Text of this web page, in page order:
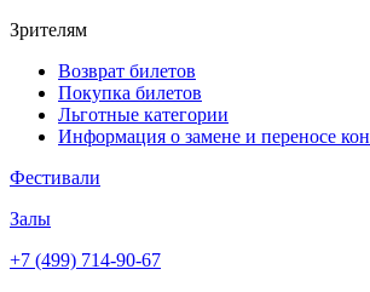
Зрителям
Возврат билетов
Покупка билетов
Льготные категории
Информация о замене и переносе
Фестивали
Залы
+7 (499) 714-90-67